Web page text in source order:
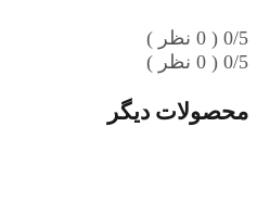
0/5 ( 0 نظر )
0/5 ( 0 نظر )
محصولات دیگر